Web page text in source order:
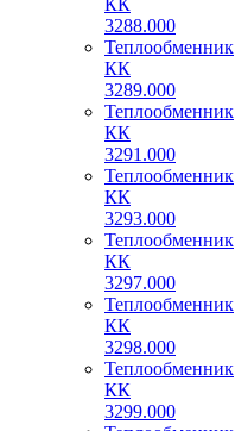
КК
3288.000
Теплообменник
КК
3289.000
Теплообменник
КК
3291.000
Теплообменник
КК
3293.000
Теплообменник
КК
3297.000
Теплообменник
КК
3298.000
Теплообменник
КК
3299.000